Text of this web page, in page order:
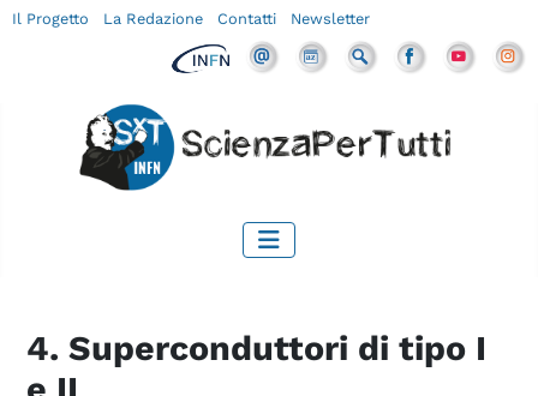
Il Progetto La Redazione Contatti Newsletter
4. Superconduttori di tipo I